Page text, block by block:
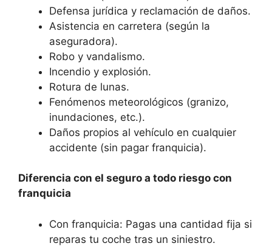
Defensa jurídica y reclamación de daños.
Asistencia en carretera (según la
aseguradora).
Robo y vandalismo.
Incendio y explosión.
Rotura de lunas.
Fenómenos meteorológicos (granizo,
inundaciones, etc.).
Daños propios al vehículo en cualquier
accidente (sin pagar franquicia).
Diferencia con el seguro a todo riesgo con
franquicia
Con franquicia: Pagas una cantidad fija si
reparas tu coche tras un siniestro.